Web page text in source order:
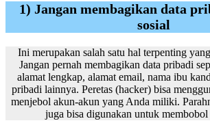
1) Jangan membagikan data
sosial
Ini merupakan salah satu hal terpenting
Jangan pernah membagikan data pribadi
alamat lengkap, alamat email, nama ibu
pribadi lainnya. Peretas (hacker) bisa
menjebol akun-akun yang Anda miliki.
juga bisa digunakan untuk